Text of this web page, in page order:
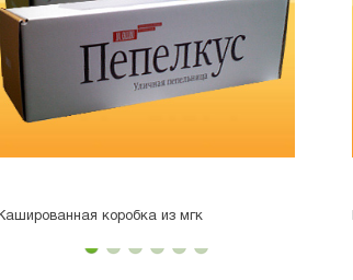
Кашированная коробка из мгк